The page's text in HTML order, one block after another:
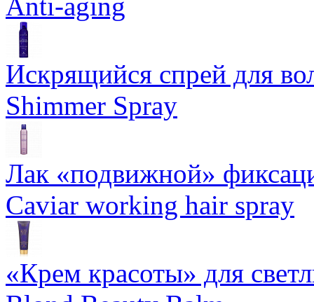
Искрящийся спрей для
Shimmer Spray
Лак «подвижной»
Caviar working hair spray
«Крем красоты» для